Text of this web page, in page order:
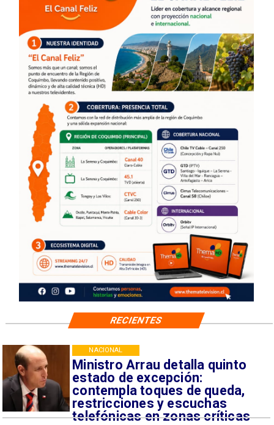
Ministro Arrau detalla quinto
estado de excepción:
contempla toques de queda,
restricciones y escuchas
telefónicas en zonas críticas
NACIONAL
RECIENTES